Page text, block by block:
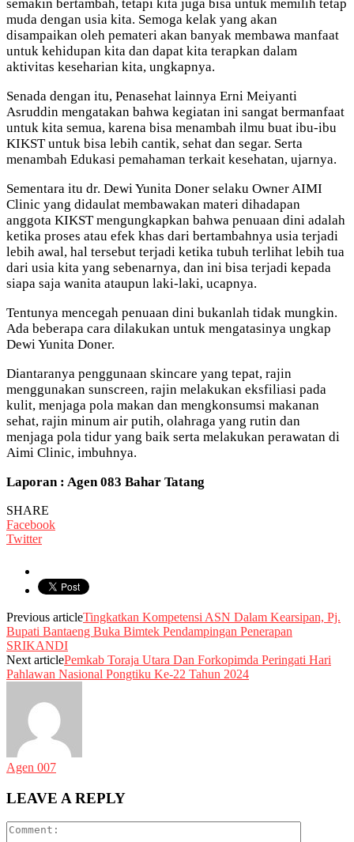
semakin bertambah, tetapi kita juga bisa untuk memilih tetap
muda dengan usia kita. Semoga kelak yang akan
disampaikan oleh pemateri akan banyak membawa manfaat
untuk kehidupan kita dan dapat kita terapkan dalam
aktivitas keseharian kita, ungkapnya.
Senada dengan itu, Penasehat lainnya Erni Meiyanti
Asruddin mengatakan bahwa kegiatan ini sangat bermanfaat
untuk kita semua, karena bisa menambah ilmu buat ibu-ibu
KIKST untuk bisa lebih cantik, sehat dan segar. Serta
menambah Edukasi pemahaman terkait kesehatan, ujarnya.
Sementara itu dr. Dewi Yunita Doner selaku Owner AIMI
Clinic yang didaulat membawakan materi dihadapan
anggota KIKST mengungkapkan bahwa penuaan dini adalah
ketika proses atau efek khas dari bertambahnya usia terjadi
lebih awal, hal tersebut terjadi ketika tubuh terlihat lebih tua
dari usia kita yang sebenarnya, dan ini bisa terjadi kepada
siapa saja wanita ataupun laki-laki, ucapnya.
Tentunya mencegah penuaan dini bukanlah tidak mungkin.
Ada beberapa cara dilakukan untuk mengatasinya ungkap
Dewi Yunita Doner.
Diantaranya penggunaan skincare yang tepat, rajin
menggunakan sunscreen, rajin melakukan eksfiliasi pada
kulit, menjaga pola makan dan mengkonsumsi makanan
sehat, rajin minum air putih, olahraga yang rutin dan
menjaga pola tidur yang baik serta melakukan perawatan di
Aimi Clinic, imbuhnya.
Laporan : Agen 083 Bahar Tatang
SHARE
Facebook
Twitter
Previous articleTingkatkan Kompetensi ASN Dalam Kearsipan, Pj.
Bupati Bantaeng Buka Bimtek Pendampingan Penerapan
SRIKANDI
Next articlePemkab Toraja Utara Dan Forkopimda Peringati Hari
Pahlawan Nasional Pongtiku Ke-22 Tahun 2024
Agen 007
LEAVE A REPLY